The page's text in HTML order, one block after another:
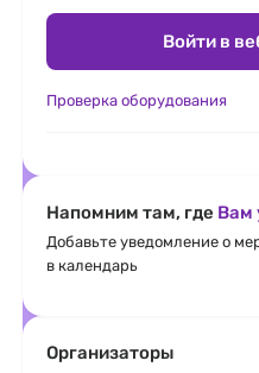
Войти в
Проверка оборудования
Напомним там, где Вам
Добавьте уведомление о
в календарь
Организаторы